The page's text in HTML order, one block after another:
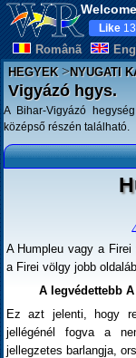
Românã
Like
HEGYEK>NYUGATI
Vigyázó hgys.
A Bihar-Vigyázó
középső részén található.
A Humpleu vagy a Firei
a Firei völgy jobb
A legvédettebb
Ez azt jelenti, hogy
jellégénél fogva a
jellegzetes barlangja,